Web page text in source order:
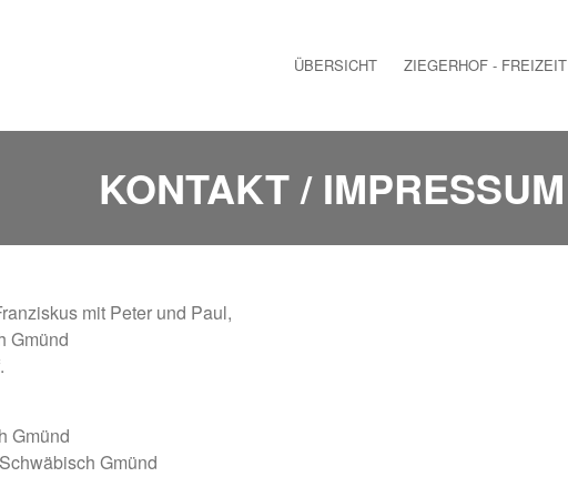
ÜBERSICHT ZIEGERHOF - FREIZEIT
KONTAKT / IMPRESSUM
mit Peter und Paul,
Gmünd
Gmünd
Gmünd